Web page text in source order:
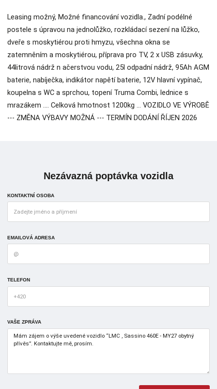
Leasing možný, Možné financování vozidla., Zadní podélné
postele s úpravou na jednolůžko, rozkládací sezení na lůžko,
dveře s moskytiérou proti hmyzu, všechna okna se
zatemněním a moskytiérou, příprava pro TV, 2 x USB zásuvky,
44litrová nádrž n ačerstvou vodu, 25l odpadní nádrž, 95Ah AGM
baterie, nabíječka, indikátor napětí baterie, 12V hlavní vypínač,
koupelna s WC a sprchou, topení Truma Combi, lednice s
mrazákem .... Celková hmotnost 1200kg ... VOZIDLO VE VÝROBĚ
--- ZMĚNA VÝBAVY MOŽNÁ --- TERMÍN DODÁNÍ ŘÍJEN 2026
Nezávazná poptávka vozidla
KONTAKTNÍ OSOBA
EMAILOVÁ ADRESA
TELEFON
VAŠE ZPRÁVA